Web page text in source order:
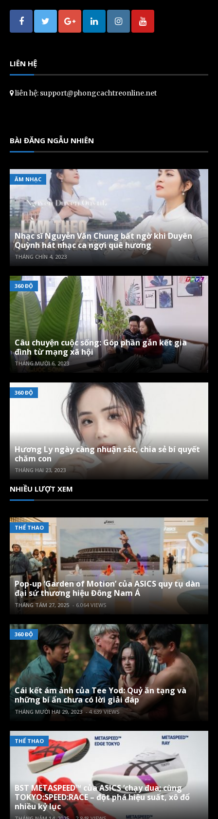
LIÊN HỆ
liên hệ: support@phongcachtreonline.net
BÀI ĐĂNG NGẪU NHIÊN
ÂM NHẠC
Nhạc sĩ Nguyễn Văn Chung bất ngờ khi Duyên
Quỳnh hát nhạc ca ngợi quê hương
THÁNG CHÍN 4, 2023
360 ĐỘ
Câu chuyện cuộc sống: Góp phần gắn kết gia
đình từ mạng xã hội
THÁNG MƯỜI 6, 2023
360 ĐỘ
Hương Ly ngày càng nhuận sắc, chia sẻ bí quyết
chăm con
THÁNG HAI 23, 2023
NHIỀU LƯỢT XEM
THỂ THAO
Pop-up ‘Garden of Motion’ của ASICS quy tụ dàn
đại sứ thương hiệu Đông Nam Á
THÁNG TÁM 27, 2025 - 6.064 VIEWS
360 ĐỘ
Cái kết ám ảnh của Tee Yod: Quỷ ăn tạng và
những bí ẩn chưa có lời giải đáp
THÁNG MƯỜI HAI 29, 2023 - 4.639 VIEWS
THỂ THAO
BST METASPEED™ của ASICS ‘chạy đua; cùng
TOKYO:SPEED:RACE – đột phá hiệu suất, xô đổ
nhiều kỷ lục